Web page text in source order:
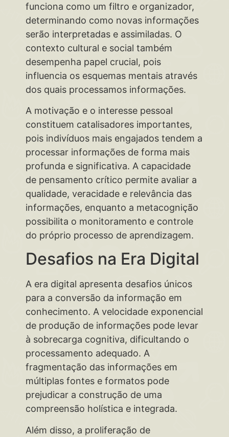
funciona como um filtro e organizador,
determinando como novas informações
serão interpretadas e assimiladas. O
contexto cultural e social também
desempenha papel crucial, pois
influencia os esquemas mentais através
dos quais processamos informações.
A motivação e o interesse pessoal
constituem catalisadores importantes,
pois indivíduos mais engajados tendem a
processar informações de forma mais
profunda e significativa. A capacidade
de pensamento crítico permite avaliar a
qualidade, veracidade e relevância das
informações, enquanto a metacognição
possibilita o monitoramento e controle
do próprio processo de aprendizagem.
Desafios na Era Digital
A era digital apresenta desafios únicos
para a conversão da informação em
conhecimento. A velocidade exponencial
de produção de informações pode levar
à sobrecarga cognitiva, dificultando o
processamento adequado. A
fragmentação das informações em
múltiplas fontes e formatos pode
prejudicar a construção de uma
compreensão holística e integrada.
Além disso, a proliferação de